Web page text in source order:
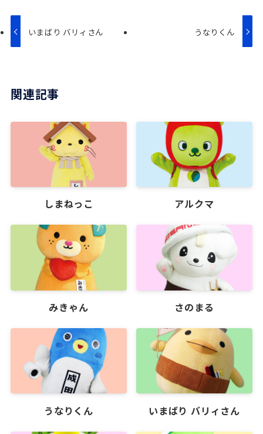
いまばり バリィさん うなりくん
関連記事
しまねっこ アルクマ
みきゃん さのまる
うなりくん いまばり バリィさん